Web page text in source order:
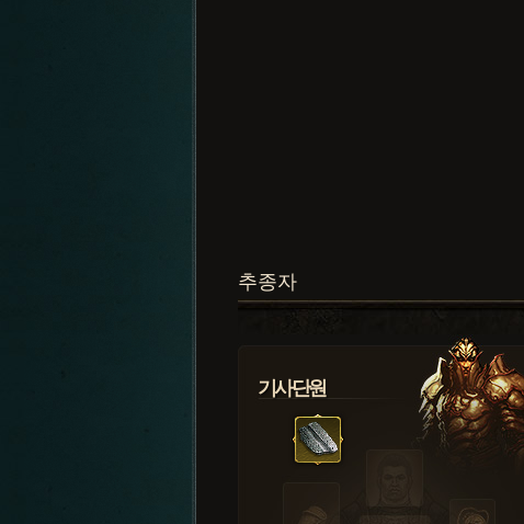
추종자
기사단원